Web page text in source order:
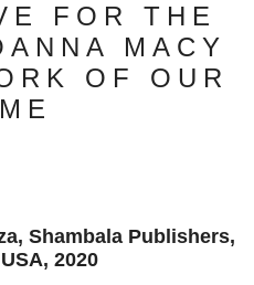
FOR THE
MACY
OF OUR
Shambala Publishers,
2020